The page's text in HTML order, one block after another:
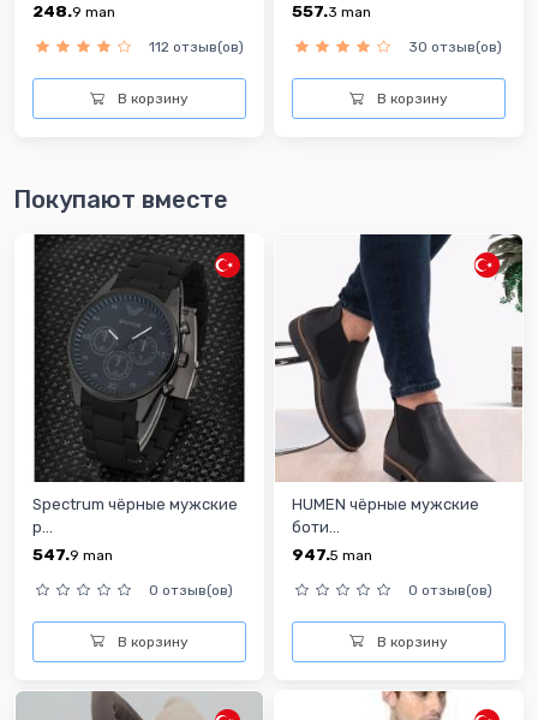
248.9 man
112 отзыв(ов)
В корзину
557.3 man
30 отзыв(ов)
В корзину
Покупают вместе
Spectrum чёрные мужские
р...
547.9 man
0 отзыв(ов)
В корзину
HUMEN чёрные мужские
боти...
947.5 man
0 отзыв(ов)
В корзину